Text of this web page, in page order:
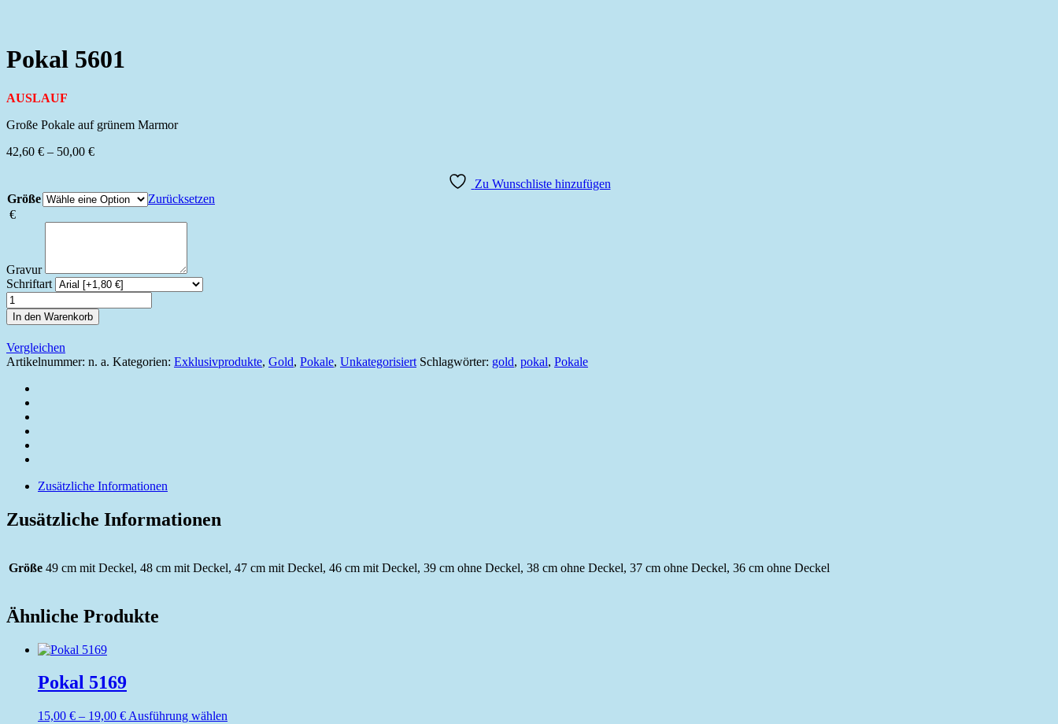
Pokal 5601
AUSLAUF
Große Pokale auf grünem Marmor
42,60 € – 50,00 €Preisspanne:
50,00 €
Zu Wunschliste hinzufügen
Größe
Zurücksetzen
€
Gravur
Schriftart
Pokal
5601
Menge
In den Warenkorb
Vergleichen
Artikelnummer: n. a. Kategorien: Exklusivprodukte, Gold, Pokale, Unkategorisiert Schlagwörter: gold, pokal, Pokale
Zusätzliche Informationen
Zusätzliche Informationen
Größe 49 cm mit Deckel, 48 cm mit Deckel, 47 cm mit Deckel, 46 cm mit Deckel, 39 cm ohne Deckel, 38 cm ohne Deckel, 37 cm ohne Deckel, 36 cm ohne Deckel
Ähnliche Produkte
Pokal 5169
15,00 € – 19,00 €Preisspanne:
Ausführung wählen